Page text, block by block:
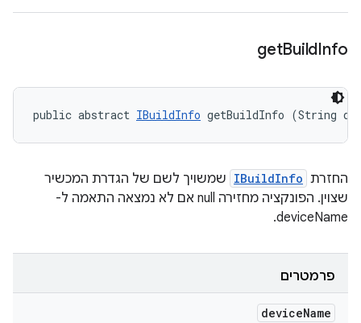
getBuildInfo
public abstract IBuildInfo getBuildInfo (String
החזרת IBuildInfo שמשויך לשם של הגדרת המכשיר
שצוין. הפונקציה מחזירה null אם לא נמצאה התאמה ל-
deviceName.
פרמטרים
deviceName